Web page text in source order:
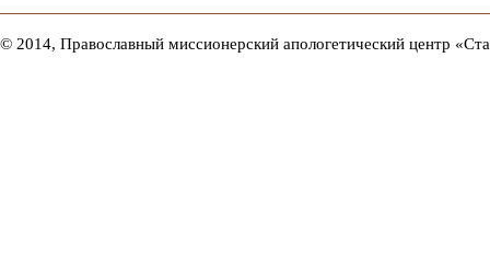
© 2014, Православный миссионерский апологетический центр